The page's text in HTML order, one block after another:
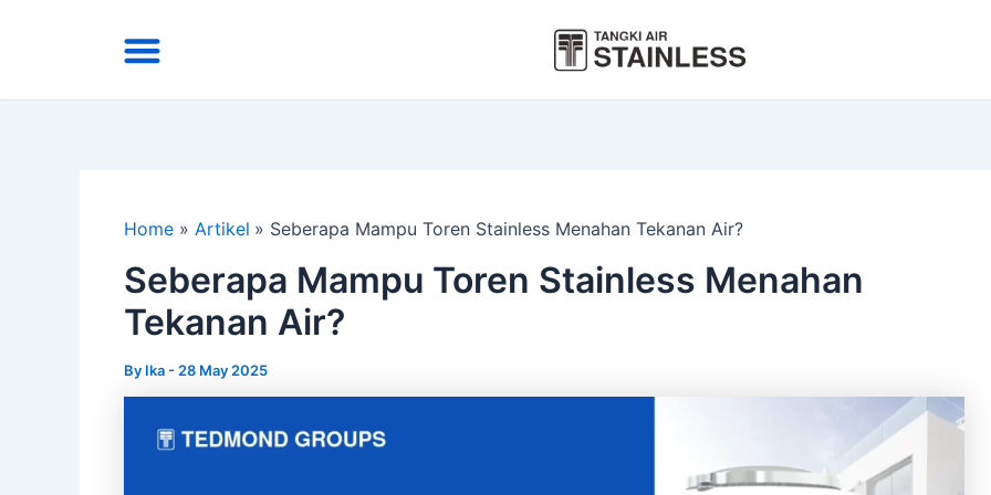
Menu
Home Artikel Seberapa Mampu Toren Stainless Menahan Tekanan Air?
Seberapa Mampu Toren Stainless Menahan
Tekanan Air?
By Ika- 28 May 2025